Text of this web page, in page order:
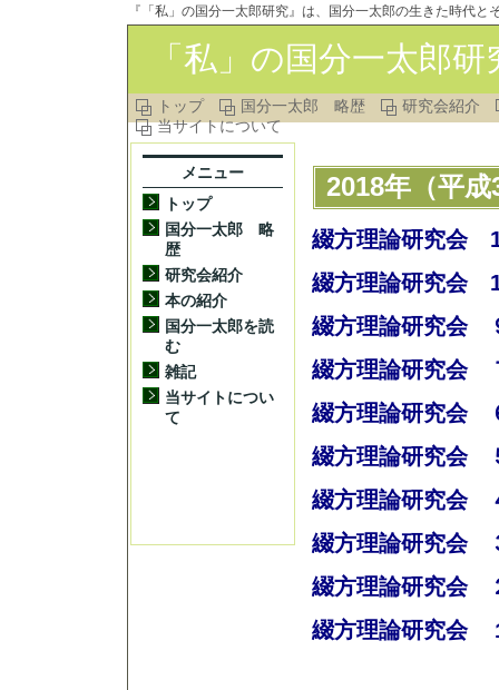
『「私」の国分一太郎研究』は、国分一太郎の生きた時代
「私」の国分一太郎研
トップ 国分一太郎 略歴
研究会紹介
当サイトについて
2018年（平
綴方理論研究会
綴方理論研究会
綴方理論研究会
綴方理論研究会
綴方理論研究会
綴方理論研究会
綴方理論研究会
綴方理論研究会
綴方理論研究会
綴方理論研究会
メニュー
トップ
国分一太郎 略
歴
研究会紹介
本の紹介
国分一太郎を読
む
雑記
当サイトについ
て